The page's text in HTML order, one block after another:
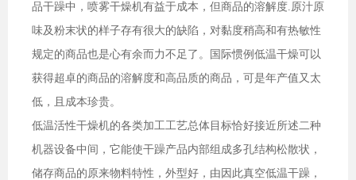
品干躁中，喷雾干燥机有益于成本，但商品的溶解度.原汁原
味及粉末状的样子存有很大的缺陷，对黏度稍高和有热敏性
规定的商品也是心有余而力不足了。国际惯例低温干燥可以
获得超卓的商品的溶解度和高品质的商品，可是年产值又太
低，且成本珍贵。
低温活性干燥机的各类加工工艺总体目标恰好接近所述二种
机器设备中间，它能使干躁产品内部组成多孔结构松散状，
储存商品的原来物料特性，外型好，由因此真空低温干躁，